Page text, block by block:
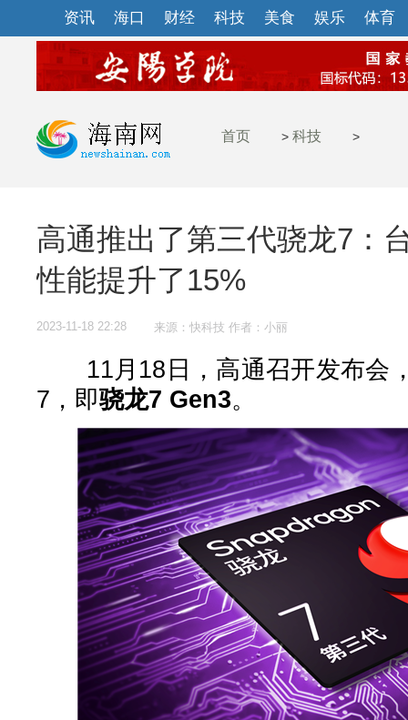
资讯 海口 财经 科技 美食 娱乐 体育
首页 > 科技 >
高通推出了第三代骁龙7：
性能提升了15%
2023-11-18 22:28 来源：快科技 作者：小丽
11月18日，高通召开发布会
7，即骁龙7 Gen3。